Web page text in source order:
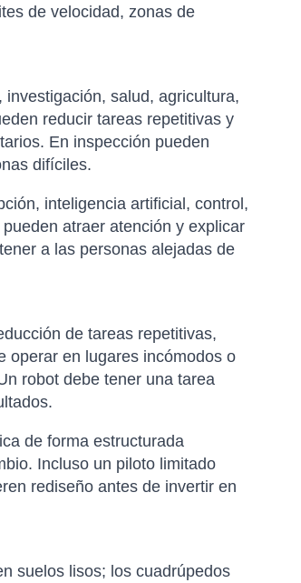
de velocidad, zonas de
salud, agricultura,
reducir tareas repetitivas y
En inspección pueden
difíciles.
inteligencia artificial, control,
atraer atención y explicar
a las personas alejadas de
de tareas repetitivas,
operar en lugares incómodos o
robot debe tener una tarea
de forma estructurada
Incluso un piloto limitado
rediseño antes de invertir en
suelos lisos; los cuadrúpedos